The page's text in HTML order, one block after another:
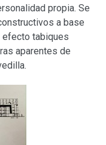
propia. Se
a base
efecto tabiques
aparentes de